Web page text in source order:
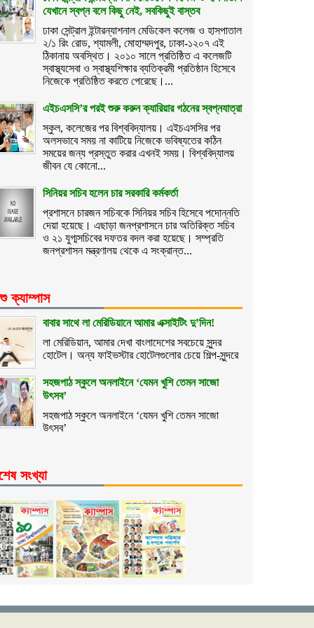
যেখানে স্বপ্ন বলে কিছু নেই, সবকিছুই বাস্তব
ঢাকা সেন্ট্রাল ইন্টারন্যাশনাল মেডিকেল কলেজ ও হাসপাতাল
২/১ রিং রোড, শ্যামলী, মোহাম্মদপুর, ঢাকা-১২০৭ এই
ঠিকানায় অবস্থিত। ২০১০ সালে প্রতিষ্ঠিত এ কলেজটি
স্বাস্থ্যসেবা ও স্বাস্থ্যশিক্ষার ব্যতিক্রমী প্রতিষ্ঠান হিসেবে
নিজেকে প্রতিষ্ঠিত করতে পেরেছে।...
এইচএসসি’র পরই শুরু করুন ক্যারিয়ার গঠনের স্বপ্নযাত্রা
স্কুল, কলেজের পর বিশ্ববিদ্যালয়। এইচএসসির পর
অলসভাবে সময় না কাটিয়ে নিজেকে ভবিষ্যতের কঠিন
সময়ের জন্য প্রস্তুত করার এখনই সময়। বিশ্ববিদ্যালয়
জীবন যে কোনো...
সিনিয়র সচিব হলেন চার সরকারি কর্মকর্তা
প্রশাসনে চারজন সচিবকে সিনিয়র সচিব হিসেবে পদোন্নতি
দেয়া হয়েছে। এছাড়া জনপ্রশাসনে চার অতিরিক্ত সচিব
ও ২১ যুগ্মসচিবের দফতর বদল করা হয়েছে। সম্প্রতি
জনপ্রশাসন মন্ত্রণালয় থেকে এ সংক্রান্ত...
ক্যাম্পাস
বাবার সাথে লা মেরিডিয়ানে আমার এক্সাইটিং দু’দিন!
লা মেরিডিয়ান, আমার দেখা বাংলাদেশের সবচেয়ে সুন্দর
হোটেল। অন্য ফাইভস্টার হোটেলগুলোর চেয়ে শিল্প-সুন্দরে
সহজপাঠ স্কুলে অনলাইনে ‘যেমন খুশি তেমন সাজো
উৎসব’
সহজপাঠ স্কুলে অনলাইনে ‘যেমন খুশি তেমন সাজো
উৎসব’
সংখ্যা